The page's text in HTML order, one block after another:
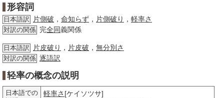
形容詞
日本語訳 片側破 ， 命知らず ， 片側破り ， 軽率さ
対訳の関係 完全同義関係
日本語訳 片皮破り ， 片皮破 ， 無分別さ
対訳の関係 逐語訳
轻率の概念の説明
日本語での
軽率さ [ケイソツサ]